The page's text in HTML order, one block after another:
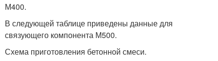
М400.
В следующей таблице приведены данные для
связующего компонента М500.
Схема приготовления бетонной смеси.